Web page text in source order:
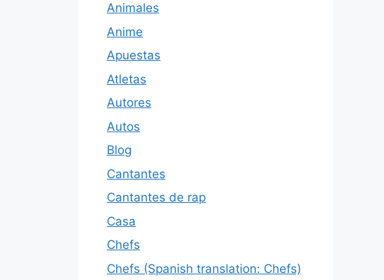
Animales
Anime
Apuestas
Atletas
Autores
Autos
Blog
Cantantes
Cantantes de rap
Casa
Chefs
Chefs (Spanish translation: Chefs)